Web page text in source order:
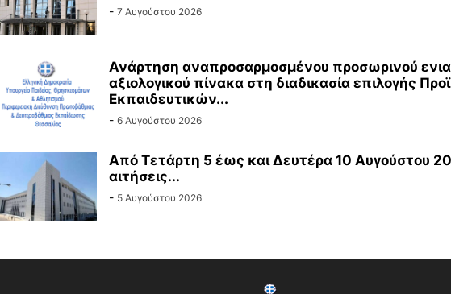
- 7 Αυγούστου 2026
Ανάρτηση αναπροσαρμοσμένου προσωρινού
αξιολογικού πίνακα στη διαδικασία επιλογής
Εκπαιδευτικών...
- 6 Αυγούστου 2026
Από Τετάρτη 5 έως και Δευτέρα 10 Αυγούστου
αιτήσεις...
- 5 Αυγούστου 2026